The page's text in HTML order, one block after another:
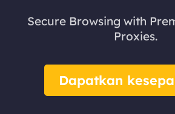
Secure Browsing with
Proxies.
Dapatkan